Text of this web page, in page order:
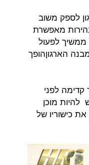
לספק משוב
מאפשרת
ממשיך לפעול
הארגוןהופך
לפני
מוכן
כישוריו של